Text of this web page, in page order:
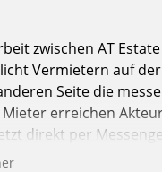
zwischen AT
Vermietern auf
Seite die
erreichen
direkt per